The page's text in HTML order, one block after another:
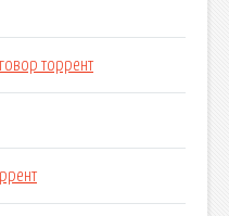
торрент